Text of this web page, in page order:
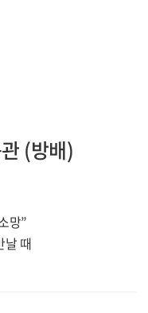
(방배)
망”
날 때